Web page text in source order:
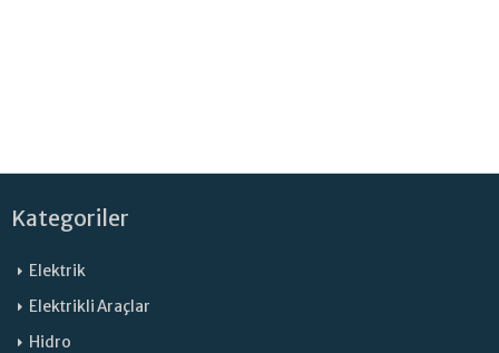
Kategoriler
Elektrik
Elektrikli Araçlar
Hidro